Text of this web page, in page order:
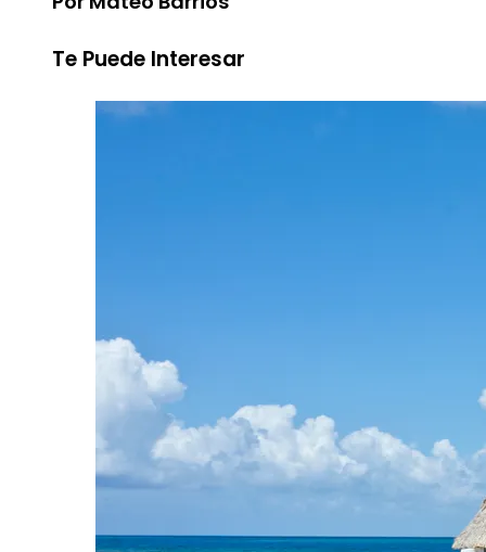
Te Puede Interesar